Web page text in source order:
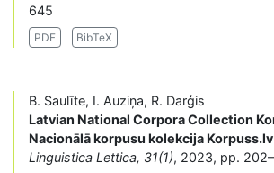
645
PDF BibTeX
B. Saulīte, I. Auziņa, R. Darģis
Latvian National Corpora Collection
Nacionālā korpusu kolekcija Korpuss.lv
Linguistica Lettica, 31(1), 2023, pp.